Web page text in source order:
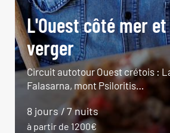
L'Ouest côté mer
verger
Circuit autotour Ouest crétois :
Falasarna, mont Psiloritis…
8 jours / 7 nuits
à partir de 1200€